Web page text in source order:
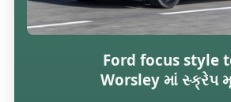
Ford focus style
Worsley માં સ્ક્રેપ